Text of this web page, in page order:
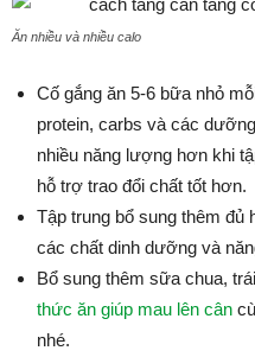
Ăn nhiều và nhiều calo
Cố gắng ăn 5-6 bữa nhỏ
protein, carbs và các
nhiều năng lượng hơn khi
hỗ trợ trao đổi chất tốt hơn.
Tập trung bổ sung thêm đủ
các chất dinh dưỡng và
Bổ sung thêm sữa chua,
thức ăn giúp mau lên cân
nhé.